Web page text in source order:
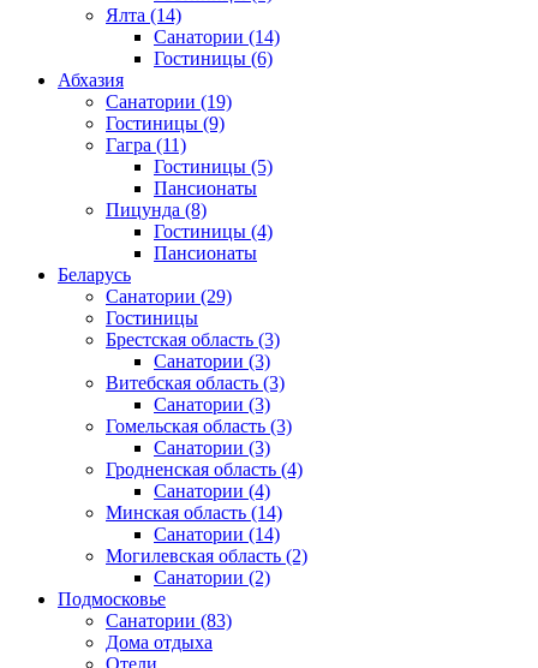
Ялта (14)
Санатории (14)
Гостиницы (6)
Абхазия
Санатории (19)
Гостиницы (9)
Гагра (11)
Гостиницы (5)
Пансионаты
Пицунда (8)
Гостиницы (4)
Пансионаты
Беларусь
Санатории (29)
Гостиницы
Брестская область (3)
Санатории (3)
Витебская область (3)
Санатории (3)
Гомельская область (3)
Санатории (3)
Гродненская область (4)
Санатории (4)
Минская область (14)
Санатории (14)
Могилевская область (2)
Санатории (2)
Подмосковье
Санатории (83)
Дома отдыха
Отели